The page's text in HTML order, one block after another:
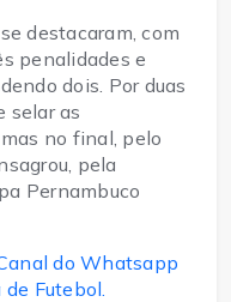
destacaram, com
penalidades e
dois. Por duas
selar as
no final, pelo
pela
Pernambuco
do Whatsapp
Futebol.